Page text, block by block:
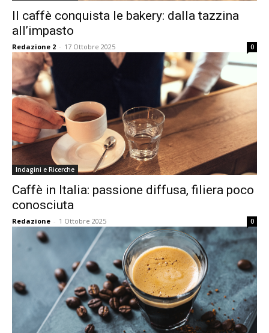
Il caffè conquista le bakery: dalla tazzina
all’impasto
Redazione 2 - 17 Ottobre 2025 0
Indagini e Ricerche
Caffè in Italia: passione diffusa, filiera poco
conosciuta
Redazione - 1 Ottobre 2025 0